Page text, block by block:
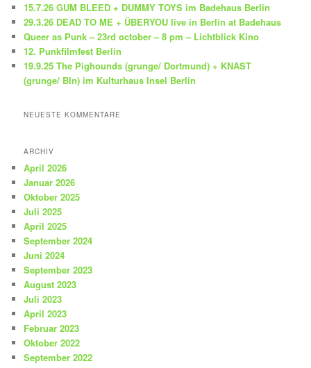
n
15.7.26 GUM BLEED + DUMMY TOYS im Badehaus Berlin
29.3.26 DEAD TO ME + ÜBERYOU live in Berlin at Badehaus
Queer as Punk – 23rd october – 8 pm – Lichtblick Kino
12. Punkfilmfest Berlin
19.9.25 The Pighounds (grunge/ Dortmund) + KNAST
(grunge/ Bln) im Kulturhaus Insel Berlin
NEUESTE KOMMENTARE
ARCHIV
April 2026
Januar 2026
Oktober 2025
Juli 2025
April 2025
September 2024
Juni 2024
September 2023
August 2023
Juli 2023
April 2023
Februar 2023
Oktober 2022
September 2022